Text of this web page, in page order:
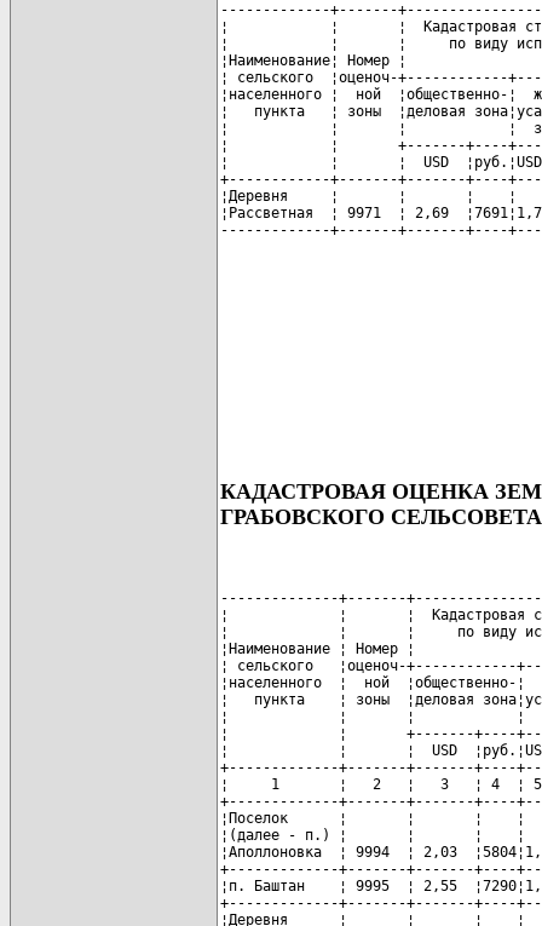
-------------+-------
¦            ¦       ¦  Кадастровая
¦            ¦       ¦     по виду
¦Наименование¦ Номер ¦
¦ сельского  ¦оценоч-
¦населенного ¦  ной  ¦общественно-¦
¦   пункта   ¦ зоны  ¦деловая
¦            ¦       ¦            ¦
¦            ¦       +-------+----
¦            ¦       ¦  USD  ¦руб.¦USD
+------------+-------+-------+----
¦Деревня     ¦       ¦       ¦
¦Рассветная  ¦ 9971  ¦ 2,69
-------------+-------+-------+----
КАДАСТРОВАЯ ОЦЕНКА
ГРАБОВСКОГО СЕЛЬСОВЕТА
--------------+-------
¦             ¦       ¦  Кадастровая
¦             ¦       ¦     по виду
¦Наименование ¦ Номер ¦
¦ сельского   ¦оценоч-
¦населенного  ¦  ной  ¦общественно-
¦   пункта    ¦ зоны  ¦деловая
¦             ¦       ¦            ¦
¦             ¦       +-------+----
¦             ¦       ¦  USD  ¦руб.¦USD
+-------------+-------+-------+----
¦     1       ¦   2   ¦   3   ¦ 4  ¦
+-------------+-------+-------+----
¦Поселок      ¦       ¦       ¦
¦(далее - п.) ¦       ¦       ¦
¦Аполлоновка  ¦ 9994  ¦ 2,03
+-------------+-------+-------+----
¦п. Баштан    ¦ 9995  ¦ 2,55
+-------------+-------+-------+----
¦Деревня      ¦       ¦       ¦